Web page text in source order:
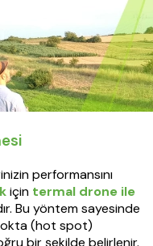
performansını
için termal drone ile
Bu yöntem sayesinde
(hot spot)
bir şekilde belirlenir.